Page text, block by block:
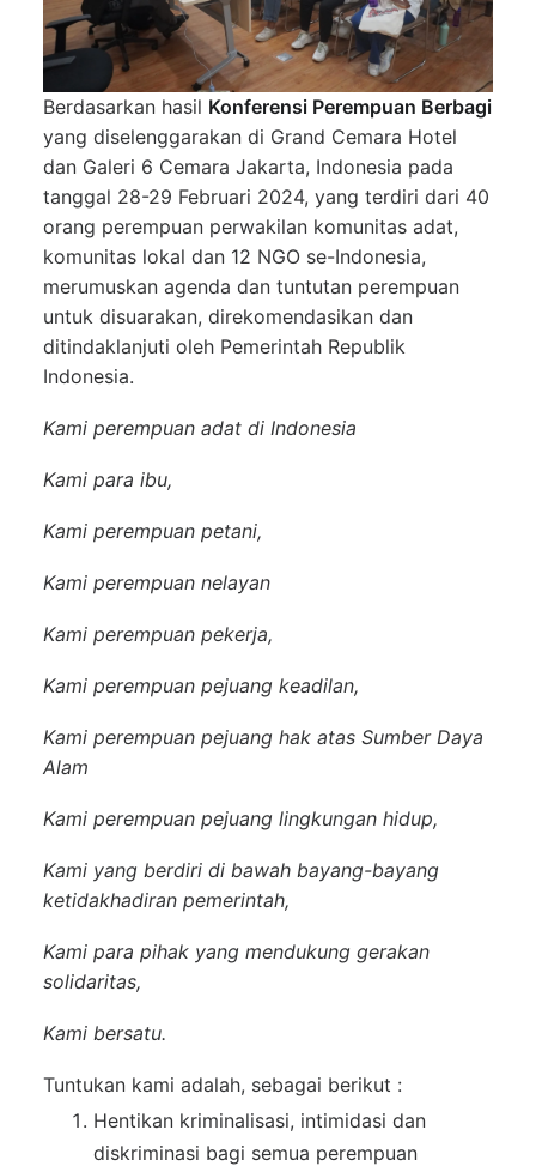
Berdasarkan hasil Konferensi Perempuan Berbagi
yang diselenggarakan di Grand Cemara Hotel
dan Galeri 6 Cemara Jakarta, Indonesia pada
tanggal 28-29 Februari 2024, yang terdiri dari 40
orang perempuan perwakilan komunitas adat,
komunitas lokal dan 12 NGO se-Indonesia,
merumuskan agenda dan tuntutan perempuan
untuk disuarakan, direkomendasikan dan
ditindaklanjuti oleh Pemerintah Republik
Indonesia.
Kami perempuan adat di Indonesia
Kami para ibu,
Kami perempuan petani,
Kami perempuan nelayan
Kami perempuan pekerja,
Kami perempuan pejuang keadilan,
Kami perempuan pejuang hak atas Sumber Daya
Alam
Kami perempuan pejuang lingkungan hidup,
Kami yang berdiri di bawah bayang-bayang
ketidakhadiran pemerintah,
Kami para pihak yang mendukung gerakan
solidaritas,
Kami bersatu.
Tuntukan kami adalah, sebagai berikut :
Hentikan kriminalisasi, intimidasi dan
diskriminasi bagi semua perempuan